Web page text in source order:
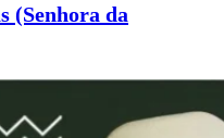
(Senhora da